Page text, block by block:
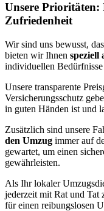
Unsere
Zufriedenheit
Wir sind uns bewusst,
bieten wir Ihnen speziell
individuellen
Unsere transparente
Versicherungsschutz
in guten Händen ist und
Zusätzlich sind unsere
den Umzug immer auf
gewartet, um einen
gewährleisten.
Als Ihr lokaler
jederzeit mit Rat und Tat
für einen reibungslosen